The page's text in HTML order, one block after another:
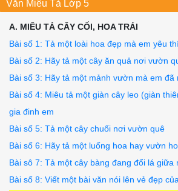
Văn Miêu Tả Lớp 5
A. MIÊU TẢ CÂY CỐI, HOA TRÁI
Bài số 1: Tả một loài hoa đẹp mà em yêu
Bài số 2: Hãy tả một cây ăn quả nơi vườn
Bài số 3: Hãy tả một mảnh vườn mà em đã
Bài số 4: Miêu tả một giàn cây leo (giàn
gia đinh em
Bài số 5: Tả một cây chuối nơi vườn quê
Bài số 6: Hãy tả một luống hoa hay vườn
Bài sô 7: Tả một cây bàng đang đổi lá giữa
Bài số 8: Viết một bài văn nói lên vẻ đẹp